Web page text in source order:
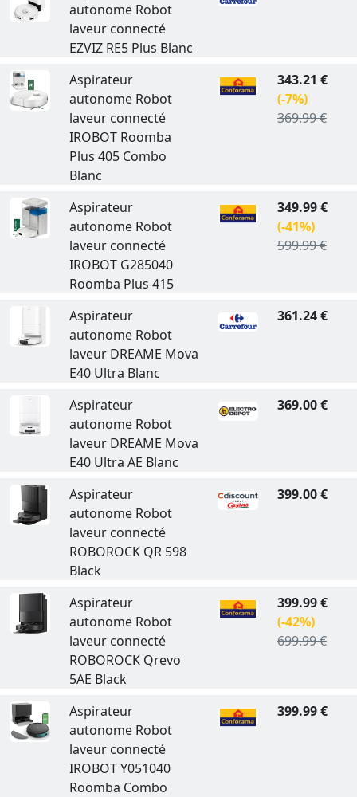
autonome Robot
laveur connecté
EZVIZ RE5 Plus Blanc
Aspirateur
autonome Robot
laveur connecté
IROBOT Roomba
Plus 405 Combo
Blanc
343.21 €
(-7%)
369.99 €
Aspirateur
autonome Robot
laveur connecté
IROBOT G285040
Roomba Plus 415
349.99 €
(-41%)
599.99 €
Aspirateur
autonome Robot
laveur DREAME Mova
E40 Ultra Blanc
361.24 €
Aspirateur
autonome Robot
laveur DREAME Mova
E40 Ultra AE Blanc
369.00 €
Aspirateur
autonome Robot
laveur connecté
ROBOROCK QR 598
Black
399.00 €
Aspirateur
autonome Robot
laveur connecté
ROBOROCK Qrevo
5AE Black
399.99 €
(-42%)
699.99 €
Aspirateur
autonome Robot
laveur connecté
IROBOT Y051040
Roomba Combo
399.99 €